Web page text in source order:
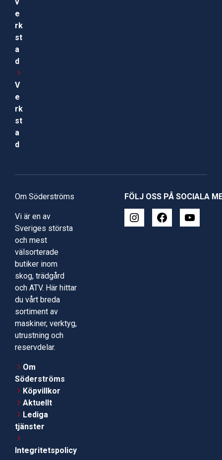
e
rk
st
a
d
V
e
rk
st
a
d
Om Söderströms
Vi är en av
Sveriges största
och mest
välsorterade
butiker inom
skog, trädgård
och ATV. Här hittar
du vårt breda
sortiment av
maskiner, verktyg,
utrustning och
reservdelar.
Om
Söderströms
Köpvillkor
Aktuellt
Lediga
tjänster
Integritetspolicy
FÖLJ OSS PÅ SOCIALA